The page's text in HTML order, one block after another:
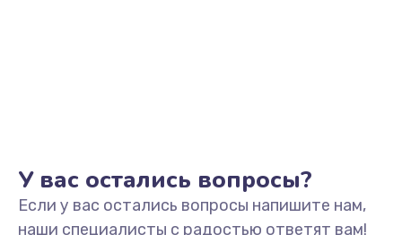
У вас остались вопросы?
Если у вас остались вопросы напишите нам,
наши специалисты с радостью ответят вам!